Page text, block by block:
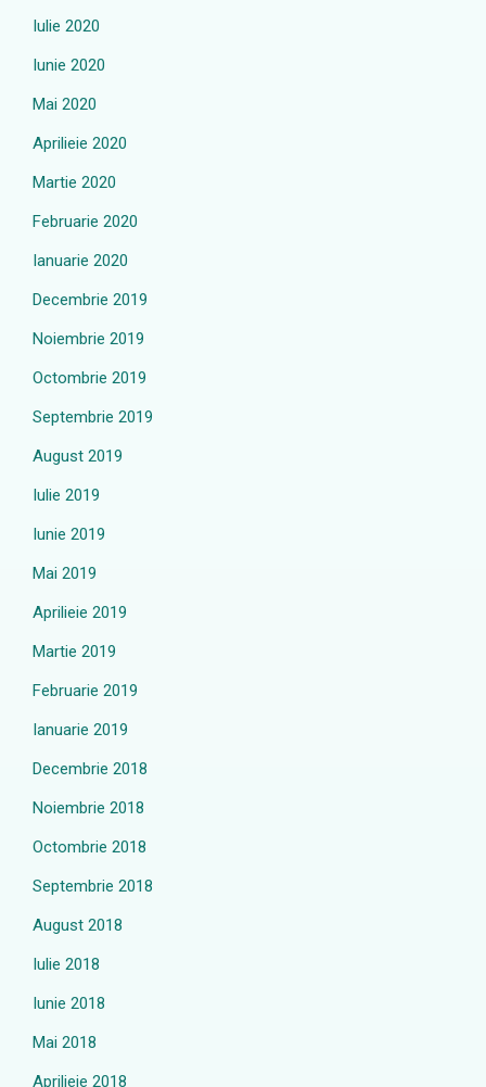
Iulie 2020
Iunie 2020
Mai 2020
Aprilieie 2020
Martie 2020
Februarie 2020
Ianuarie 2020
Decembrie 2019
Noiembrie 2019
Octombrie 2019
Septembrie 2019
August 2019
Iulie 2019
Iunie 2019
Mai 2019
Aprilieie 2019
Martie 2019
Februarie 2019
Ianuarie 2019
Decembrie 2018
Noiembrie 2018
Octombrie 2018
Septembrie 2018
August 2018
Iulie 2018
Iunie 2018
Mai 2018
Aprilieie 2018